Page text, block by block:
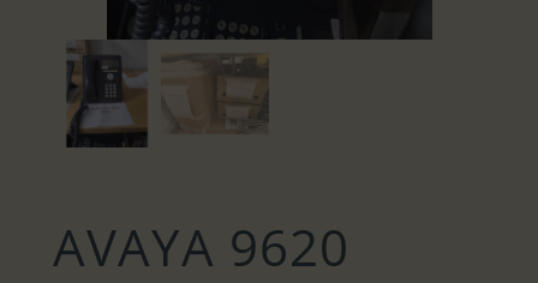
AVAYA 9620